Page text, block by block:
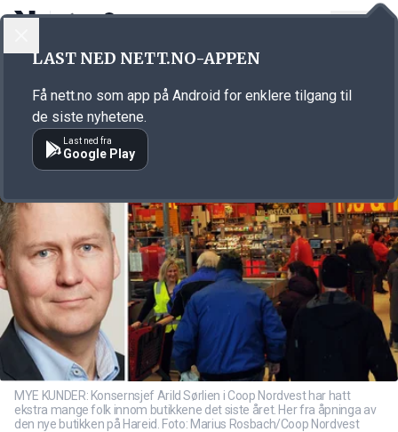
Annonsørinnhold
MYE KUNDER: Konsernsjef Arild Sørlien i Coop Nordvest har hatt
ekstra mange folk innom butikkene det siste året. Her fra åpninga av
den nye butikken på Hareid. Foto: Marius Rosbach/Coop Nordvest
LAST NED NETT.NO-APPEN
Få nett.no som app på Android for enklere tilgang til
de siste nyhetene.
Last ned fra
Google Play